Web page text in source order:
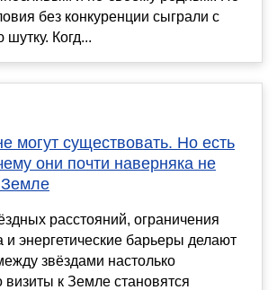
без конкуренции сыграли с
Когд...
могут существовать. Но есть
они почти наверняка не
Земле
расстояний, ограничения
и энергетические барьеры делают
звёздами настолько
к Земле становятся